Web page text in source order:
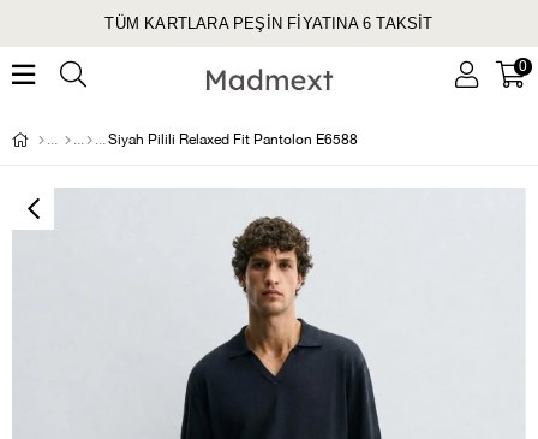
TÜM KARTLARA PEŞİN FİYATINA 6 TAKSİT
0
Siyah Pilili Relaxed Fit Pantolon E6588